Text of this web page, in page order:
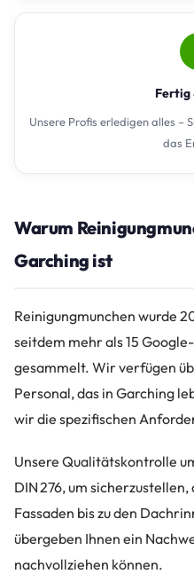
Fertig
Unsere Profis erledigen alles –
das
Warum
Garching ist
Reinigungmunchen wurde
seitdem mehr als 15
gesammelt. Wir verfügen
Personal, das in Garching
wir die spezifischen
Unsere Qualitätskontrolle
DIN 276, um
Fassaden bis zu den
übergeben Ihnen ein
nachvollziehen können.